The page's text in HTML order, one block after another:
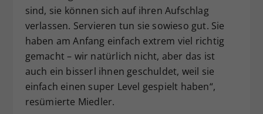
sind, sie können sich auf ihren Aufschlag
verlassen. Servieren tun sie sowieso gut. Sie
haben am Anfang einfach extrem viel richtig
gemacht – wir natürlich nicht, aber das ist
auch ein bisserl ihnen geschuldet, weil sie
einfach einen super Level gespielt haben“,
resümierte Miedler.